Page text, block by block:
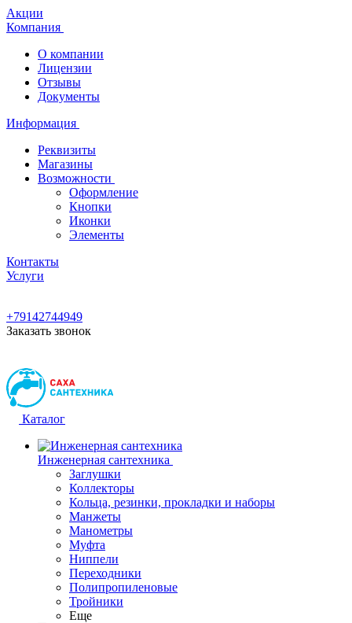
Акции
Компания
О компании
Лицензии
Отзывы
Документы
Информация
Реквизиты
Магазины
Возможности
Оформление
Кнопки
Иконки
Элементы
Контакты
Услуги
+79142744949
Заказать звонок
Каталог
Инженерная сантехника
Заглушки
Коллекторы
Кольца, резинки, прокладки и наборы
Манжеты
Манометры
Муфта
Ниппели
Переходники
Полипропиленовые
Тройники
Еще